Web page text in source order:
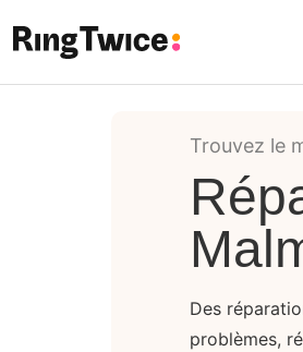
Trouvez le
Des
problèmes,